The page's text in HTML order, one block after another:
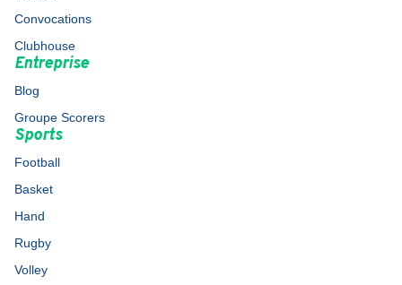
Convocations
Clubhouse
Entreprise
Blog
Groupe Scorers
Sports
Football
Basket
Hand
Rugby
Volley